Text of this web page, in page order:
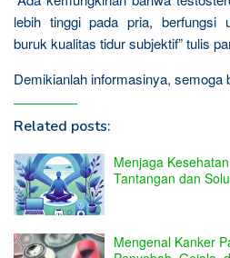
lebih tinggi pada pria, berfungsi
buruk kualitas tidur subjektif” tulis
Demikianlah informasinya, semoga
Related posts:
Menjaga
Tantangan dan
Mengenal Kanker